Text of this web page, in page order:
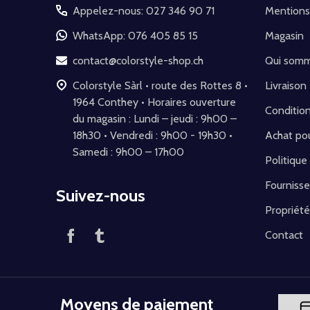
Appelez-nous: 027 346 90 71
WhatsApp: 076 405 85 15
contact@colorstyle-shop.ch
Colorstyle Sàrl • route des Rottes 8 •
1964 Conthey • Horaires ouverture
du magasin : Lundi – jeudi : 9h00 –
18h30 • Vendredi : 9h00 - 19h30 •
Samedi : 9h00 – 17h00
Suivez-nous
Magasin
Qui
Achat
Contact
Moyens de paiement